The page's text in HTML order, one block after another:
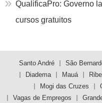
QualificaPro: Governo
cursos gratuitos
Santo André São
Diadema
Mauá
Mogi das Cruzes
Vagas de Empregos